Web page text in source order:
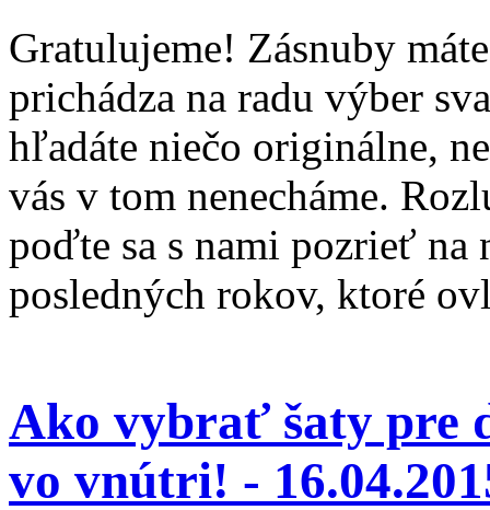
Gratulujeme! Zásnuby
prichádza na radu výber
hľadáte niečo originálne,
vás v tom nenecháme.
poďte sa s nami pozrieť na
posledných rokov, ktoré
Ako vybrať šaty pre
vo vnútri! -